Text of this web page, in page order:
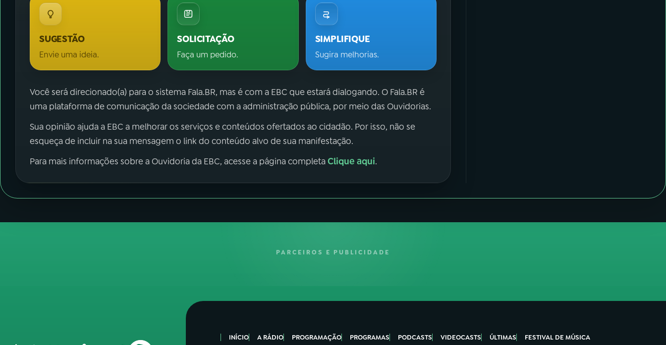
SUGESTÃO
Envie uma ideia.
SOLICITAÇÃO
Faça um pedido.
SIMPLIFIQUE
Sugira melhorias.
Você será direcionado(a) para o sistema Fala.BR, mas é com a EBC que estará dialogando. O Fala.BR é
uma plataforma de comunicação da sociedade com a administração pública, por meio das Ouvidorias.
Sua opinião ajuda a EBC a melhorar os serviços e conteúdos ofertados ao cidadão. Por isso, não se
esqueça de incluir na sua mensagem o link do conteúdo alvo de sua manifestação.
Para mais informações sobre a Ouvidoria da EBC, acesse a página completaClique aqui.
PARCEIROS E PUBLICIDADE
INÍCIO A RÁDIO PROGRAMAÇÃO PROGRAMAS PODCASTS VIDEOCASTS ÚLTIMAS FESTIVAL DE MÚSICA